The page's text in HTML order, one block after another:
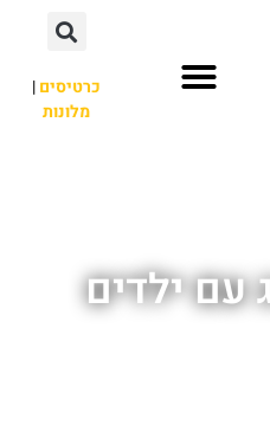
כרטיסים|
מלונות
עם ילדים